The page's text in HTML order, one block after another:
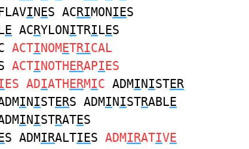
INES ACRIMONIES
E ACRYLONITRILES
ACTINOMETRICAL
ACTINOTHERAPIES
ES ADIATHERMIC ADMINISTER
INISTERS ADMINISTRABLE
INISTRATES
S ADMIRALTIES ADMIRATIVE